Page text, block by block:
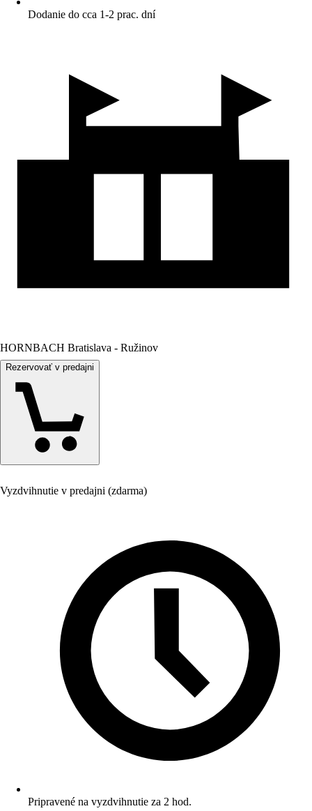
Dodanie do cca 1-2 prac. dní
HORNBACH Bratislava - Ružinov
Rezervovať v predajni
Vyzdvihnutie v predajni (zdarma)
Pripravené na vyzdvihnutie za 2 hod.